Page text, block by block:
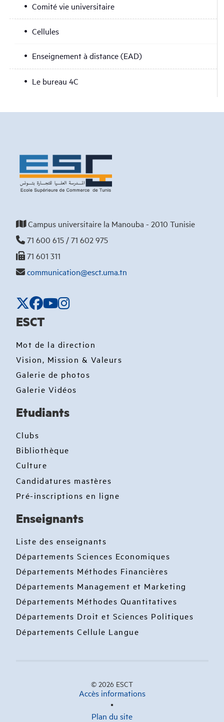
Comité vie universitaire
Cellules
Enseignement à distance (EAD)
Le bureau 4C
Campus universitaire la Manouba - 2010 Tunisie
71 600 615 / 71 602 975
71 601 311
communication@esct.uma.tn
ESCT
Mot de la direction
Vision, Mission & Valeurs
Galerie de photos
Galerie Vidéos
Etudiants
Clubs
Bibliothèque
Culture
Candidatures mastères
Pré-inscriptions en ligne
Enseignants
Liste des enseignants
Départements Sciences Economiques
Départements Méthodes Financières
Départements Management et Marketing
Départements Méthodes Quantitatives
Départements Droit et Sciences Politiques
Départements Cellule Langue
© 2026 ESCT
Accès informations
Plan du site